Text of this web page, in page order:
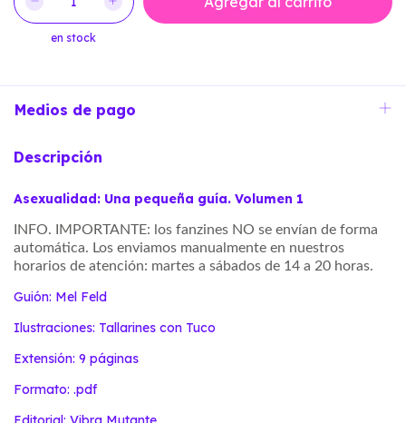
en stock
Medios de pago
Descripción
Asexualidad: Una pequeña guía. Volumen 1
INFO. IMPORTANTE: los fanzines NO se envían de forma
automática. Los enviamos manualmente en nuestros
horarios de atención: martes a sábados de 14 a 20 horas.
Guión: Mel Feld
Ilustraciones: Tallarines con Tuco
Extensión: 9 páginas
Formato: .pdf